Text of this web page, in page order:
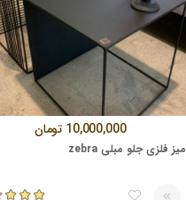
10,000,000 تومان
میز فلزی جلو مبلی zebra